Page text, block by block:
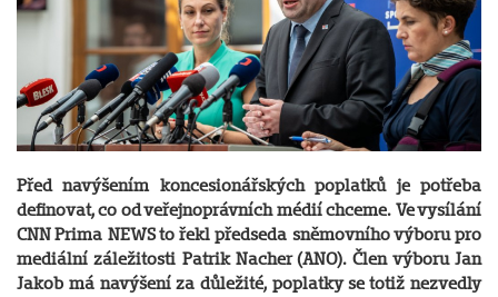
Před navýšením koncesionářských poplatků je potřeba
definovat, co od veřejnoprávních médií chceme. Ve vysílání
CNN Prima NEWS to řekl předseda sněmovního výboru pro
mediální záležitosti Patrik Nacher (ANO). Člen výboru Jan
Jakob má navýšení za důležité, poplatky se totiž nezvedly